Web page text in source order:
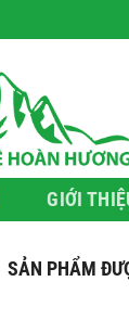
GIỚI
SẢN PHẨM